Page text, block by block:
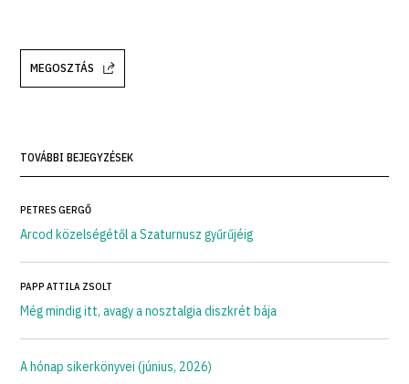
MEGOSZTÁS
TOVÁBBI BEJEGYZÉSEK
PETRES GERGŐ
Arcod közelségétől a Szaturnusz gyűrűjéig
PAPP ATTILA ZSOLT
Még mindig itt, avagy a nosztalgia diszkrét bája
A hónap sikerkönyvei (június, 2026)